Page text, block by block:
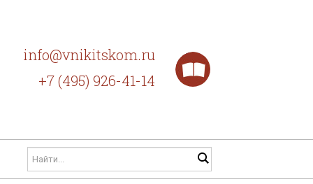
info@vnikitskom.ru
+7 (495) 926-41-14